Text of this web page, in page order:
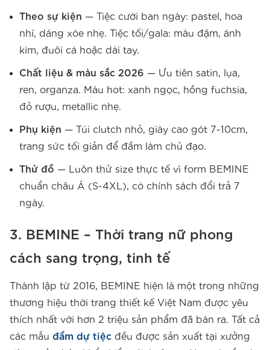
Theo sự kiện — Tiệc cưới ban ngày: pastel, hoa
nhí, dáng xòe nhẹ. Tiệc tối/gala: màu đậm, ánh
kim, đuôi cá hoặc dài tay.
Chất liệu & màu sắc 2026 — Ưu tiên satin, lụa,
ren, organza. Màu hot: xanh ngọc, hồng fuchsia,
đỏ rượu, metallic nhẹ.
Phụ kiện — Túi clutch nhỏ, giày cao gót 7-10cm,
trang sức tối giản để đầm làm chủ đạo.
Thử đồ — Luôn thử size thực tế vì form BEMINE
chuẩn châu Á (S-4XL), có chính sách đổi trả 7
ngày.
3. BEMINE – Thời trang nữ phong
cách sang trọng, tinh tế
Thành lập từ 2016, BEMINE hiện là một trong những
thương hiệu thời trang thiết kế Việt Nam được yêu
thích nhất với hơn 2 triệu sản phẩm đã bán ra. Tất cả
các mẫu đầm dự tiệc đều được sản xuất tại xưởng